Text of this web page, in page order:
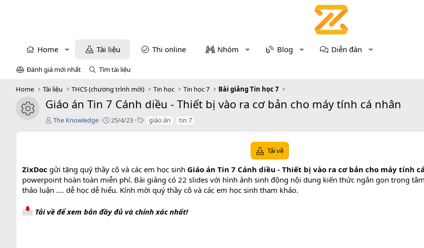
Home Tài liệu Thi online Nhóm Blog Diễn đàn
Đánh giá mới nhất Tìm tài liệu
Home Tài liệu THCS (chương trình mới) Tin học Tin học 7 Bài giảng Tin học 7
icon tài liệu
Giáo án Tin 7 Cánh diều - Thiết bị vào ra cơ bản cho máy tính cá nhân
T
The Knowledge
C
o
n
d
25/4/23
T giáo án tin 7
Tải về
ZixDoc gửi tặng quý thầy cô và các em học sinh Giáo án Tin 7 Cánh diều - Thiết bị vào ra cơ bản cho máy tính
powerpoint hoàn toàn miễn phí. Bài giảng có 22 slides với hình ảnh sinh động nội dung kiến thức ngắn gọn trọng
thảo luận .... dễ học dễ hiểu. Kính mời quý thầy cô và các em học sinh tham khảo.
Tải về để xem bản đầy đủ và chính xác nhất!